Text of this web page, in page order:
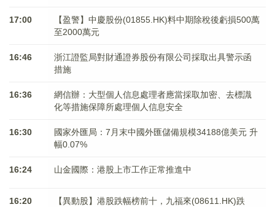
17:00
【盈警】中慶股份(01855.HK)料中期除稅後虧損500萬
至2000萬元
16:46
浙江證監局對財通證券股份有限公司採取出具警示函
措施
16:36
網信辦：大型個人信息處理者應當採取加密、去標識
化等措施保障所處理個人信息安全
16:30
國家外匯局：7月末中國外匯儲備規模34188億美元 升
幅0.07%
16:24 山金國際：港股上市工作正常推進中
16:20
【異動股】港股跌幅榜前十，九福來(08611.HK)跌